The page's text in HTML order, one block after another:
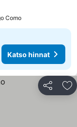
Como
Katso hinnat
Jaa